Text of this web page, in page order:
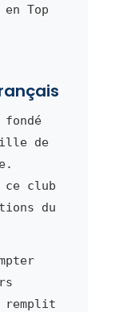
Top
de
club
du
remplit